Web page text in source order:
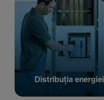
Distribuția energiei